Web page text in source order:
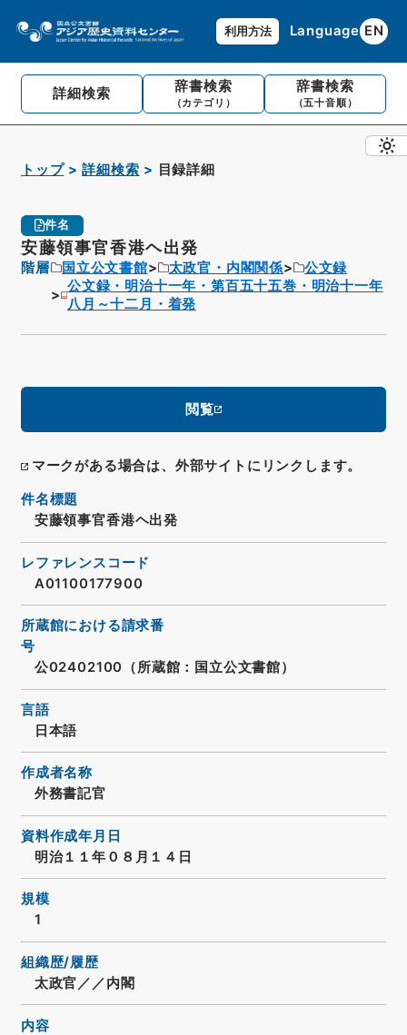
利用方法 Language EN
詳細検索 辞書検索
（カテゴリ）
辞書検索
（五十音順）
トップ 詳細検索 目録詳細
件名
安藤領事官香港ヘ出発
階層 国立公文書館 太政官・内閣関係
公文録
公文録・明治十一年・第百五十五巻・明治十一年
八月～十二月・着発
閲覧
マークがある場合は、外部サイトにリンクします。
件名標題
安藤領事官香港ヘ出発
レファレンスコード
A01100177900
所蔵館における請求番
号
公02402100（所蔵館：国立公文書館）
言語
日本語
作成者名称
外務書記官
資料作成年月日
明治１１年０８月１４日
規模
1
組織歴/履歴
太政官／／内閣
内容